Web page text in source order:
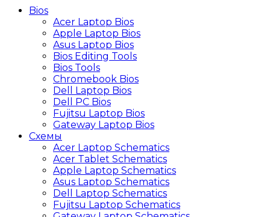
Bios
Acer Laptop Bios
Apple Laptop Bios
Asus Laptop Bios
Bios Editing Tools
Bios Tools
Chromebook Bios
Dell Laptop Bios
Dell PC Bios
Fujitsu Laptop Bios
Gateway Laptop Bios
Схемы
Acer Laptop Schematics
Acer Tablet Schematics
Apple Laptop Schematics
Asus Laptop Schematics
Dell Laptop Schematics
Fujitsu Laptop Schematics